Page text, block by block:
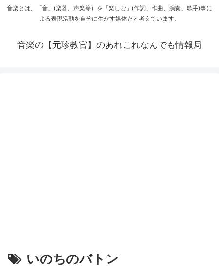
音楽とは、「音」(楽器、声楽等）を「楽しむ」(作詞、作曲、演奏、歌手)事に
よる表現活動を自分に生かす媒体だと考えています。
音楽の【元珍教官】のあれこれなんでも情報局
いのちのバトン